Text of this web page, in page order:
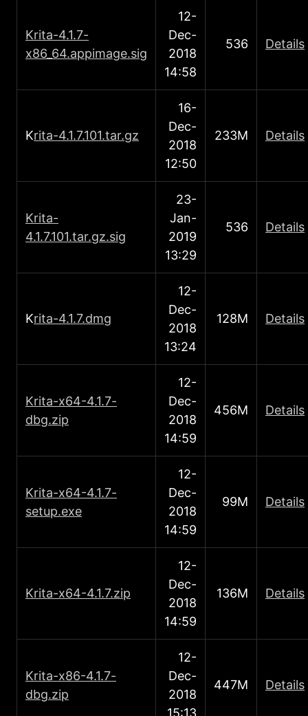
Κrita-4.1.7-
x86_64.appimage.sig
12-
Dec-
2018
14:58
536 Details
Κrita-4.1.7.101.tar.gz
16-
Dec-
2018
12:50
233M Details
Κrita-
4.1.7.101.tar.gz.sig
23-
Jan-
2019
13:29
536 Details
Κrita-4.1.7.dmg
12-
Dec-
2018
13:24
128M Details
Κrita-x64-4.1.7-
dbg.zip
12-
Dec-
2018
14:59
456M Details
Κrita-x64-4.1.7-
setup.exe
12-
Dec-
2018
14:59
99M Details
Κrita-x64-4.1.7.zip
12-
Dec-
2018
14:59
136M Details
Κrita-x86-4.1.7-
dbg.zip
12-
Dec-
2018
447M Details